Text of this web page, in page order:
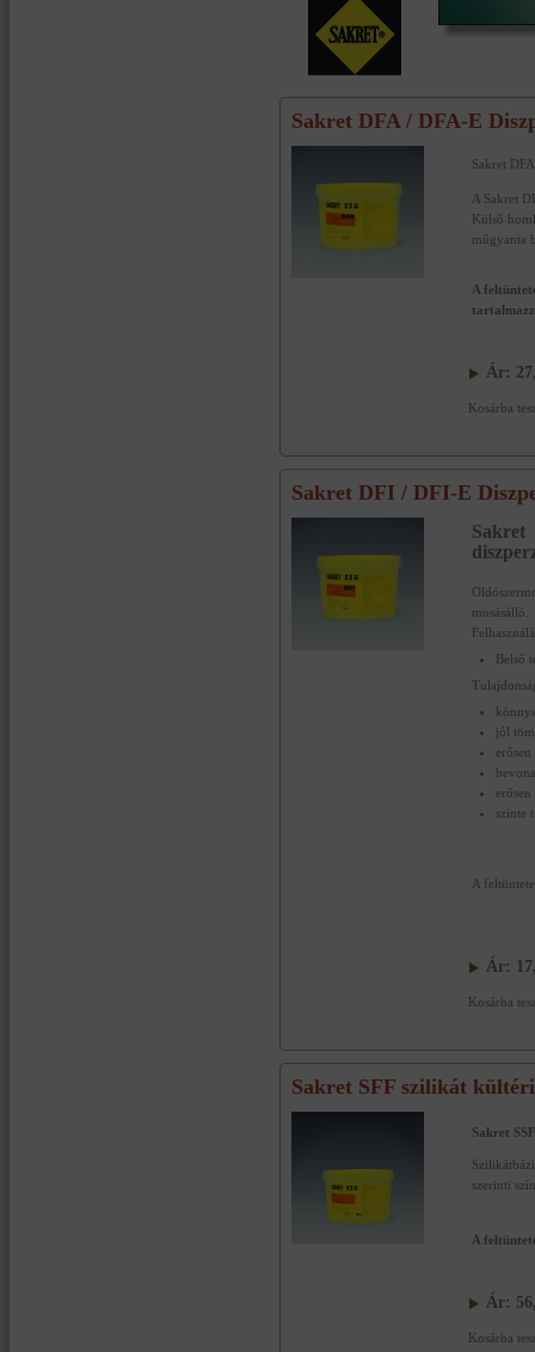
Sakret DFA / DFA-E
Sakret
A Sakret
Külső
műgyanta
A
Ár:
Kosárba
Sakret DFI / DFI-E
mosásálló.
Belső
jól
erősen
szinte
A
Ár:
Kosárba
Sakret SFF szilikát
Sakret
szerinti
A
Ár:
Kosárba